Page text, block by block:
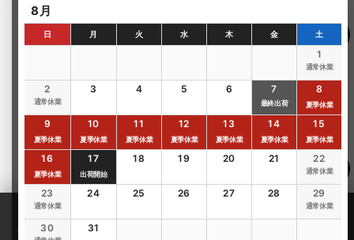
8月
日 月 火 水 木 金 土
1
通常休業
2
通常休業
3 4 5 6 7
最終出荷
8
夏季休業
9
夏季休業
10
夏季休業
11
夏季休業
12
夏季休業
13
夏季休業
14
夏季休業
15
夏季休業
16
夏季休業
17
出荷開始
18 19 20 21 22
通常休業
23
通常休業
24 25 26 27 28 29
通常休業
30 31
メニュー TEL
ガイド